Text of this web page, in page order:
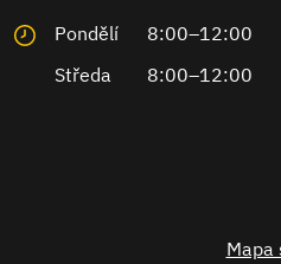
Pondělí 8:00–12:00
Středa
8:00–12:00
Mapa